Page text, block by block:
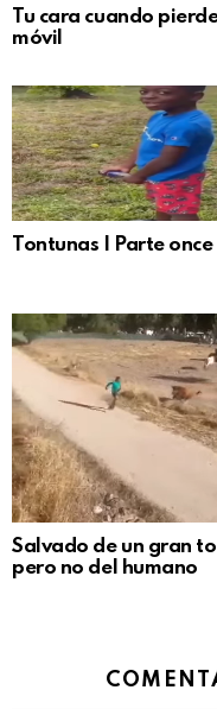
Tu cara cuando
móvil
Tontunas | Parte once
Salvado de un gran
pero no del humano